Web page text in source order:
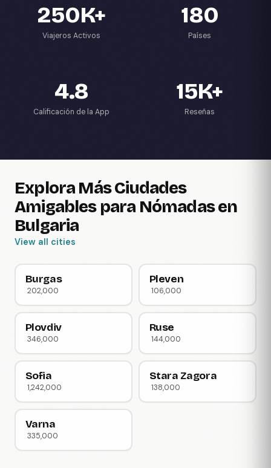
250K+
Viajeros Activos
180
Países
4.8
Calificación de la App
15K+
Reseñas
Explora Más Ciudades
Amigables para Nómadas en
Bulgaria
View all cities
Burgas
202,000
Pleven
106,000
Plovdiv
346,000
Ruse
144,000
Sofia
1,242,000
Stara Zagora
138,000
Varna
335,000